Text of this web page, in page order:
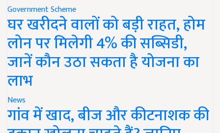
Government Scheme
घर खरीदने वालों को बड़ी राहत, होम
लोन पर मिलेगी 4% की सब्सिडी,
जानें कौन उठा सकता है योजना का
लाभ
News
गांव में खाद, बीज और कीटनाशक की